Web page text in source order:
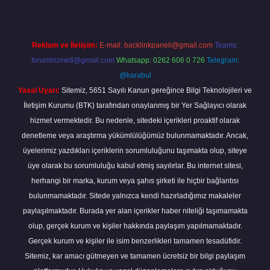
Reklam ve İletişim: E-mail: backlinkpaneli@gmail.com Teams:
forumhizmeti@gmail.com Whatsapp: 0262 606 0 726 Telegram:
@karabul
Yasal Uyarı: Sitemiz, 5651 Sayılı Kanun gereğince Bilgi Teknolojileri ve
İletişim Kurumu (BTK) tarafından onaylanmış bir Yer Sağlayıcı olarak
hizmet vermektedir. Bu nedenle, sitedeki içerikleri proaktif olarak
denetleme veya araştırma yükümlülüğümüz bulunmamaktadır. Ancak,
üyelerimiz yazdıkları içeriklerin sorumluluğunu taşımakta olup, siteye
üye olarak bu sorumluluğu kabul etmiş sayılırlar. Bu internet sitesi,
herhangi bir marka, kurum veya şahıs şirketi ile hiçbir bağlantısı
bulunmamaktadır. Sitede yalnızca kendi hazırladığımız makaleler
paylaşılmaktadır. Burada yer alan içerikler haber niteliği taşımamakta
olup, gerçek kurum ve kişiler hakkında paylaşım yapılmamaktadır.
Gerçek kurum ve kişiler ile isim benzerlikleri tamamen tesadüfidir.
Sitemiz, kar amacı gütmeyen ve tamamen ücretsiz bir bilgi paylaşım